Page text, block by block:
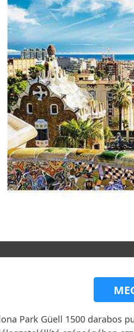
Park Güell 1500 darabos